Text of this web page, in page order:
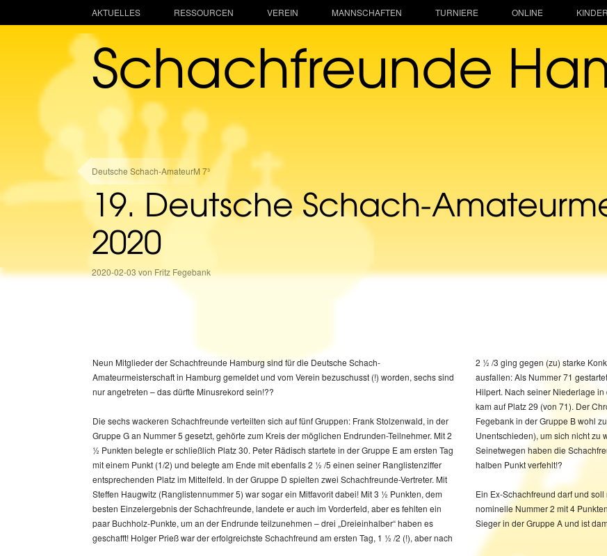
AKTUELLES RESSOURCEN VEREIN MANNSCHAFTEN TURNIERE ONLINE
Schachfreunde
Deutsche Schach-AmateurM 7³
19. Deutsche Schach-
2020
2020-02-03 von Fritz Fegebank
Neun Mitglieder der Schachfreunde Hamburg sind für die Deutsche Schach-
Amateurmeisterschaft in Hamburg gemeldet und vom Verein bezuschusst (!) worden, sechs sind
nur angetreten – das dürfte Minusrekord sein!??
Die sechs wackeren Schachfreunde verteilten sich auf fünf Gruppen: Frank Stolzenwald, in der
Gruppe G an Nummer 5 gesetzt, gehörte zum Kreis der möglichen Endrunden-Teilnehmer. Mit 2
½ Punkten belegte er schließlich Platz 30. Peter Rädisch startete in der Gruppe E am ersten Tag
mit einem Punkt (1/2) und belegte am Ende mit ebenfalls 2 ½ /5 einen seiner Ranglistenziffer
entsprechenden Platz im Mittelfeld. In der Gruppe D spielten zwei Schachfreunde-Vertreter. Mit
Steffen Haugwitz (Ranglistennummer 5) war sogar ein Mitfavorit dabei! Mit 3 ½ Punkten, dem
besten Einzelergebnis der Schachfreunde, landete er auch im Vorderfeld, aber es fehlten ein
paar Buchholz-Punkte, um an der Endrunde teilzunehmen – drei „Dreieinhalber“ haben es
geschafft! Holger Prieß war der erfolgreichste Schachfreund am ersten Tag, 1 ½ /2 (!), aber nach
2 ½ /3 ging gegen (zu) starke
ausfallen: Als Nummer 71
Hilpert. Nach seiner Niederlage
kam auf Platz 29 (von 71). Der
Fegebank in der Gruppe B wohl zu hoch eingestuft war; er tat jedenfalls alles (zwei
Unentschieden), um sich nicht zu weit von seiner Startnummer 71 (von 74) zu entfernen.
Seinetwegen haben die Schachfreunde in der Gesamtwertung (das Minimalziel) 50% um einen
halben Punkt verfehlt!?
Ein Ex-Schachfreund darf und
nominelle Nummer 2 mit 4 Punkten (drei Siegen, gefolgt von zwei schnellen Punkteteilungen)
Sieger in der Gruppe A und ist